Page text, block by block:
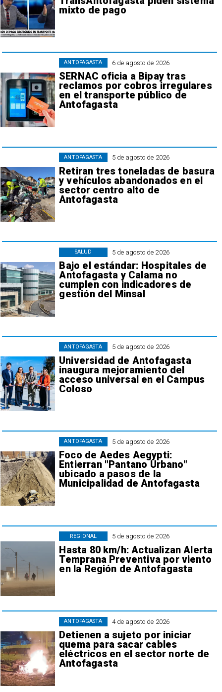
mixto de pago
6 de agosto de 2026
SERNAC oficia a Bipay tras
reclamos por cobros irregulares
en el transporte público de
Antofagasta
ANTOFAGASTA
5 de agosto de 2026
Retiran tres toneladas de basura
y vehículos abandonados en el
sector centro alto de
Antofagasta
ANTOFAGASTA
5 de agosto de 2026
Bajo el estándar: Hospitales de
Antofagasta y Calama no
cumplen con indicadores de
gestión del Minsal
SALUD
5 de agosto de 2026
Universidad de Antofagasta
inaugura mejoramiento del
acceso universal en el Campus
Coloso
ANTOFAGASTA
5 de agosto de 2026
Foco de Aedes Aegypti:
Entierran "Pantano Urbano"
ubicado a pasos de la
Municipalidad de Antofagasta
ANTOFAGASTA
5 de agosto de 2026
Hasta 80 km/h: Actualizan Alerta
Temprana Preventiva por viento
en la Región de Antofagasta
REGIONAL
4 de agosto de 2026
Detienen a sujeto por iniciar
quema para sacar cables
eléctricos en el sector norte de
Antofagasta
ANTOFAGASTA